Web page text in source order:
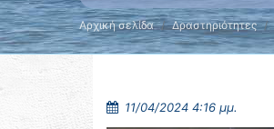
Αρχική σελίδα Δραστηριότητες
11/04/2024 4:16 μμ.